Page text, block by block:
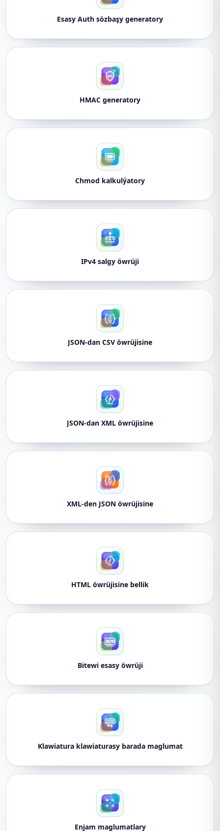
Esasy Auth sözbaşy generatory
HMAC generatory
Chmod kalkulýatory
IPv4 salgy öwrüji
JSON-dan CSV öwrüjisine
JSON-dan XML öwrüjisine
XML-den JSON öwrüjisine
HTML öwrüjisine bellik
Bitewi esasy öwrüji
Klawiatura klawiaturasy barada maglumat
Enjam maglumatlary